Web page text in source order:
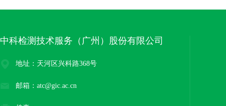
中科检测技术服务（广州）股份有限公司
地址：天河区兴科路368号
邮箱：atc@gic.ac.cn